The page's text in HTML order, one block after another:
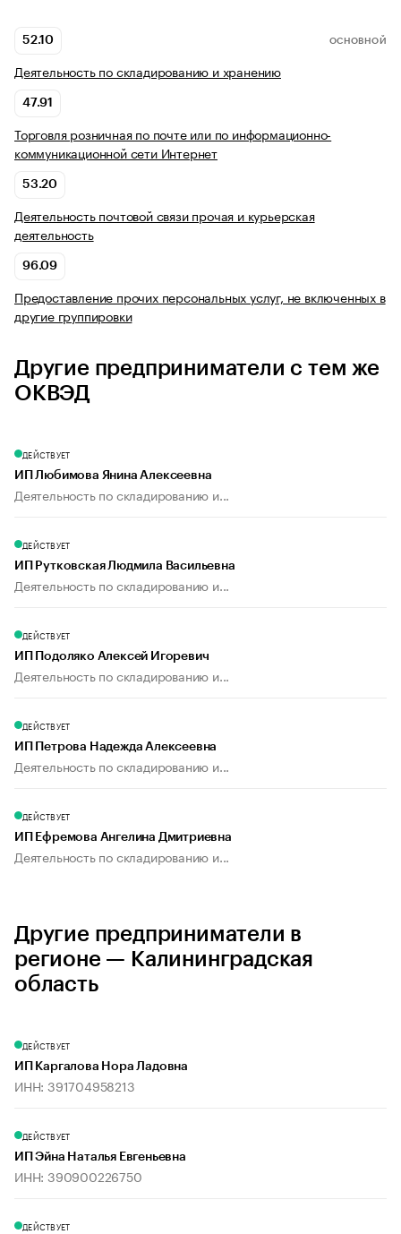
52.10 ОСНОВНОЙ
Деятельность по складированию и хранению
47.91
Торговля розничная по почте или по информационно-
коммуникационной сети Интернет
53.20
Деятельность почтовой связи прочая и курьерская
деятельность
96.09
Предоставление прочих персональных услуг, не включенных в
другие группировки
Другие предприниматели с тем же
ОКВЭД
ДЕЙСТВУЕТ
ИП Любимова Янина Алексеевна
Деятельность по складированию и...
ДЕЙСТВУЕТ
ИП Рутковская Людмила Васильевна
Деятельность по складированию и...
ДЕЙСТВУЕТ
ИП Подоляко Алексей Игоревич
Деятельность по складированию и...
ДЕЙСТВУЕТ
ИП Петрова Надежда Алексеевна
Деятельность по складированию и...
ДЕЙСТВУЕТ
ИП Ефремова Ангелина Дмитриевна
Деятельность по складированию и...
Другие предприниматели в
регионе — Калининградская
область
ДЕЙСТВУЕТ
ИП Каргалова Нора Ладовна
ИНН: 391704958213
ДЕЙСТВУЕТ
ИП Эйна Наталья Евгеньевна
ИНН: 390900226750
ДЕЙСТВУЕТ